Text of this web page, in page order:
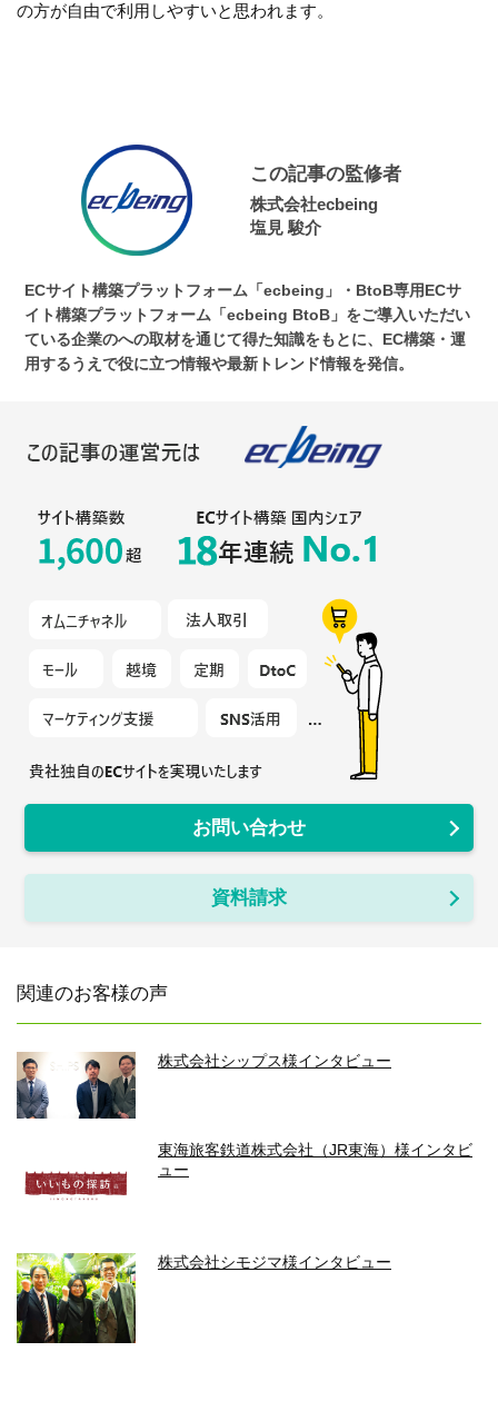
の方が自由で利用しやすいと思われます。
この記事の監修者
株式会社ecbeing
塩見 駿介
ECサイト構築プラットフォーム「ecbeing」・BtoB専用ECサ
イト構築プラットフォーム「ecbeing BtoB」をご導入いただい
ている企業のへの取材を通じて得た知識をもとに、EC構築・運
用するうえで役に立つ情報や最新トレンド情報を発信。
お問い合わせ
資料請求
関連のお客様の声
株式会社シップス様インタビュー
東海旅客鉄道株式会社（JR東海）様インタビ
ュー
株式会社シモジマ様インタビュー